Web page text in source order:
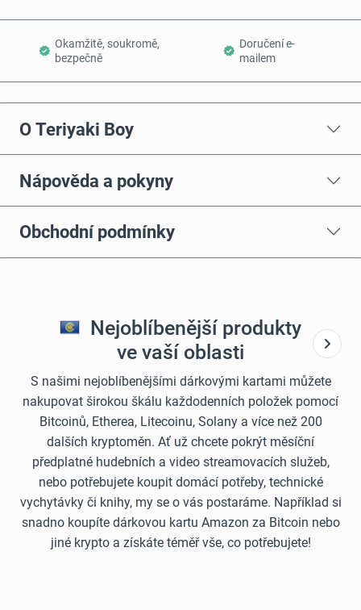
Okamžitě, soukromě,
bezpečně
Doručení e-
mailem
O Teriyaki Boy
Nápověda a pokyny
Obchodní podmínky
Nejoblíbenější produkty
ve vaší oblasti
S našimi nejoblíbenějšími dárkovými kartami můžete
nakupovat širokou škálu každodenních položek pomocí
Bitcoinů, Etherea, Litecoinu, Solany a více než 200
dalších kryptoměn. Ať už chcete pokrýt měsíční
předplatné hudebních a video streamovacích služeb,
nebo potřebujete koupit domácí potřeby, technické
vychytávky či knihy, my se o vás postaráme. Například si
snadno koupíte dárkovou kartu Amazon za Bitcoin nebo
jiné krypto a získáte téměř vše, co potřebujete!